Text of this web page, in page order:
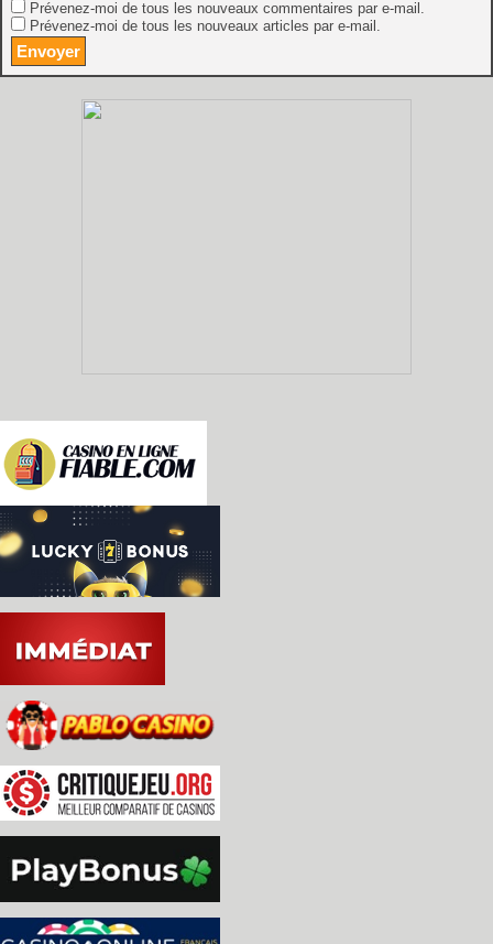
Prévenez-moi de tous les nouveaux commentaires par e-mail.
Prévenez-moi de tous les nouveaux articles par e-mail.